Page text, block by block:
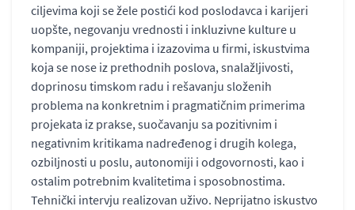
ciljevima koji se žele postići kod poslodavca i karijeri
uopšte, negovanju vrednosti i inkluzivne kulture u
kompaniji, projektima i izazovima u firmi, iskustvima
koja se nose iz prethodnih poslova, snalažljivosti,
doprinosu timskom radu i rešavanju složenih
problema na konkretnim i pragmatičnim primerima
projekata iz prakse, suočavanju sa pozitivnim i
negativnim kritikama nadređenog i drugih kolega,
ozbiljnosti u poslu, autonomiji i odgovornosti, kao i
ostalim potrebnim kvalitetima i sposobnostima.
Tehnički intervju realizovan uživo. Neprijatno iskustvo